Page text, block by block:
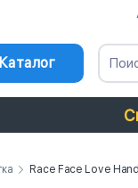
Race Face Love